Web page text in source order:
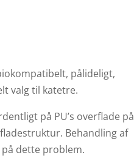
pålideligt,
valg til katetre.
på PU’s overflade på
Behandling af
dette problem.